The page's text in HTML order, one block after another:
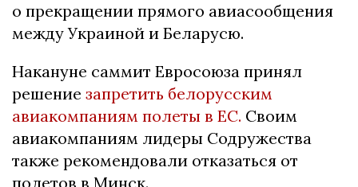
о прекращении прямого авиасообщения
между Украиной и Беларусю.
Накануне саммит Евросоюза принял
решение запретить белорусским
авиакомпаниям полеты в ЕС. Своим
авиакомпаниям лидеры Содружества
также рекомендовали отказаться от
полетов в Минск.